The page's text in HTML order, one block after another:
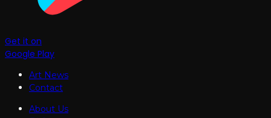
Get it on
Google Play
Art News
Contact
About Us